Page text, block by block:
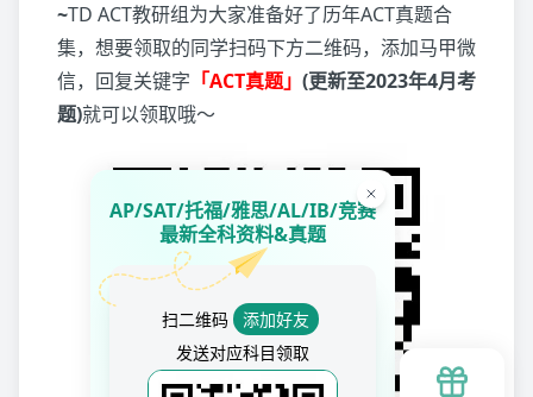
~TD ACT教研组为大家准备好了历年ACT真题合
集，想要领取的同学扫码下方二维码，添加马甲微
信，回复关键字 「ACT真题」 (更新至2023年4月考
题)就可以领取哦～
AP/SAT/托福/雅思/AL/IB/竞赛
最新全科资料&真题
扫二维码
添加好友
发送对应科目领取